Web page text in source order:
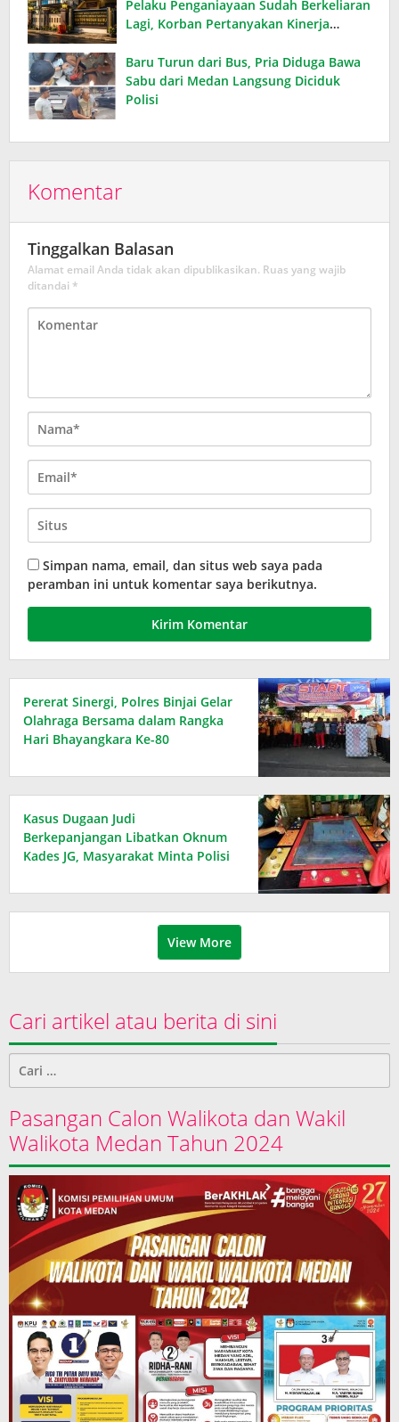
Pelaku Penganiayaan Sudah Berkeliaran
Lagi, Korban Pertanyakan Kinerja
Baru Turun dari Bus, Pria Diduga Bawa
Sabu dari Medan Langsung Diciduk
Polisi
Komentar
Tinggalkan Balasan
Alamat email Anda tidak akan dipublikasikan. Ruas yang wajib
ditandai *
Simpan nama, email, dan situs web saya pada
peramban ini untuk komentar saya berikutnya.
Pererat Sinergi, Polres Binjai Gelar
Olahraga Bersama dalam Rangka
Hari Bhayangkara Ke-80
Kasus Dugaan Judi
Berkepanjangan Libatkan Oknum
Kades JG, Masyarakat Minta Polisi
View More
Cari artikel atau berita di sini
untuk:
Pasangan Calon Walikota dan Wakil
Walikota Medan Tahun 2024